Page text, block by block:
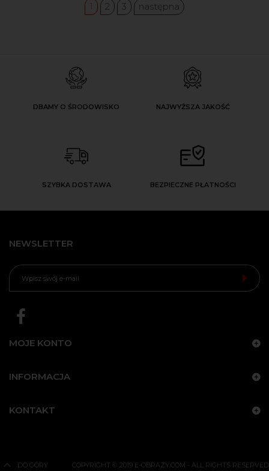
1 2 3 następna
DBAMY O ŚRODOWISKO NAJWYŻSZA JAKOŚĆ
SZYBKA DOSTAWA BEZPIECZNE PŁATNOŚCI
NEWSLETTER
MOJE KONTO
INFORMACJA
KONTAKT
DO GÓRY COPYRIGHT © 2019 E-OBRAZY.COM - ALL RIGHTS RESERVED